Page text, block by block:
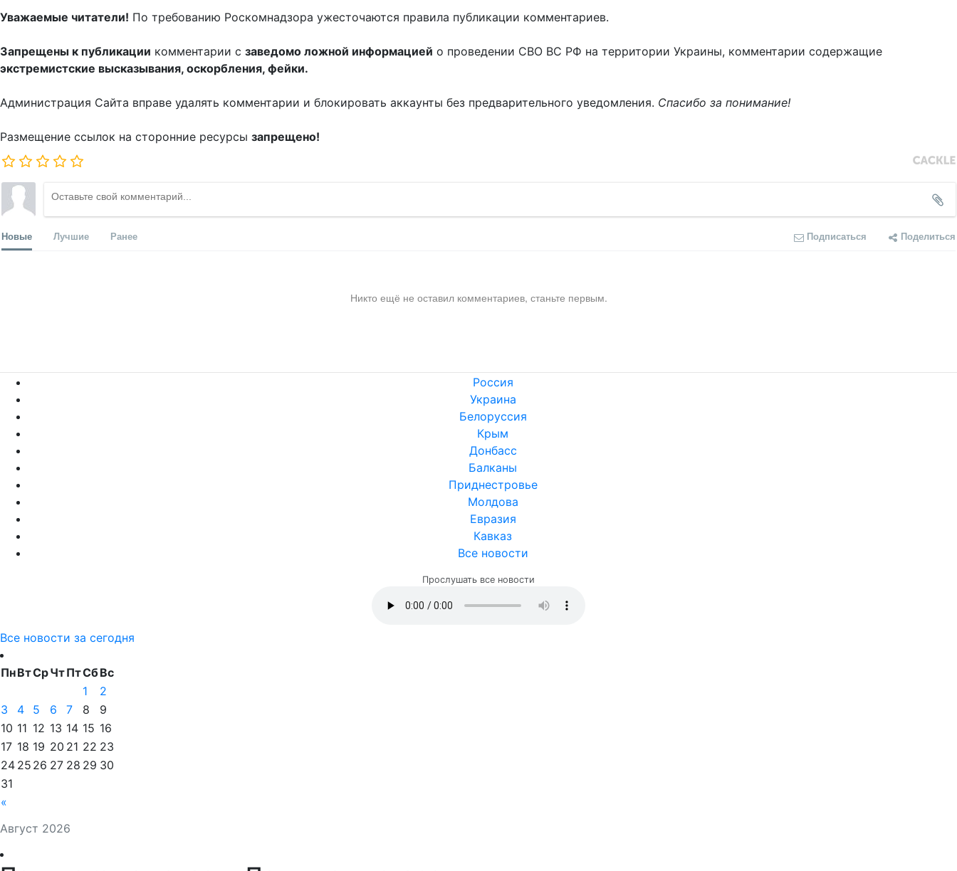
Уважаемые читатели! По требованию Роскомнадзора ужесточаются правила публикации комментариев.
Запрещены к публикации комментарии с заведомо ложной информацией о проведении СВО ВС РФ на территории Украины, комментарии содержащие
экстремистские высказывания, оскорбления, фейки.
Администрация Сайта вправе удалять комментарии и блокировать аккаунты без предварительного уведомления. Спасибо за понимание!
Размещение ссылок на сторонние ресурсы запрещено!
Новые Лучшие Ранее Подписаться Поделиться
Никто ещё не оставил комментариев, станьте первым.
Россия
Украина
Белоруссия
Крым
Донбасс
Балканы
Приднестровье
Молдова
Евразия
Кавказ
Все новости
Прослушать все новости
Все новости за сегодня
Август 2026
ПнВтСрЧтПтСбВс
«
1
2
3
4 5 6 7 8
9
10 11 12 13 14 15 16
17 18 19 20 21 22 23
24 25 26 27 28 29 30
31